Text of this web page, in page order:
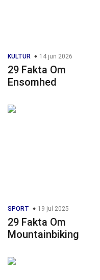
KULTUR 14 jun 2026
29 Fakta Om
Ensomhed
SPORT 19 jul 2025
29 Fakta Om
Mountainbiking